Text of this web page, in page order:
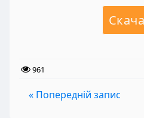
961
« Попередній запис